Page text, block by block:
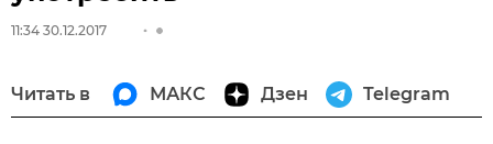
11:34 30.12.2017
Читать в МАКС Дзен Telegram